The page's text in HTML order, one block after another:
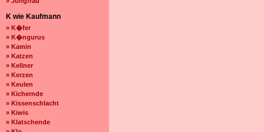
K wie Kaufmann
» K�fer
» K�ngurus
» Kamin
» Katzen
» Kellner
» Kerzen
» Keulen
» Kichernde
» Kissenschlacht
» Kiwis
» Klatschende